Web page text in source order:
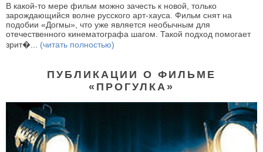
В какой-то мере фильм можно зачесть к новой, только
зарождающийся волне русского арт-хауса. Фильм снят на
подобии «Догмы», что уже является необычным для
отечественного кинематографа шагом. Такой подход помогает
зрит�... (читать полностью)
ПУБЛИКАЦИИ О ФИЛЬМЕ
«ПРОГУЛКА»